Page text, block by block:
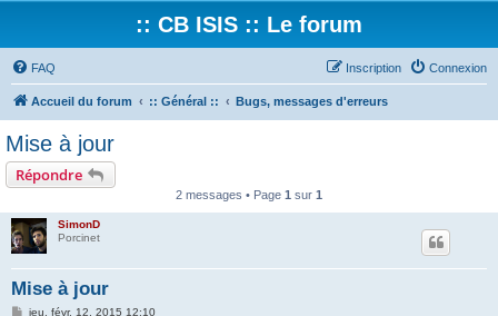
:: CB ISIS :: Le forum
FAQ Connexion
Inscription
Accueil du forum :: Général :: Bugs, messages d'erreurs
Mise à jour
Répondre
2 messages • Page 1 sur 1
SimonD
Porcinet
Mise à jour
Mjeu. févr. 12, 2015 12:10